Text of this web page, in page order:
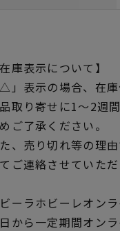
在庫表示について】
△」表示の場合、在
取り寄せに1～2週
ご了承ください。
、売り切れ等の理
ご連絡させていただ
ーラホビーレオン
から一定期間オン